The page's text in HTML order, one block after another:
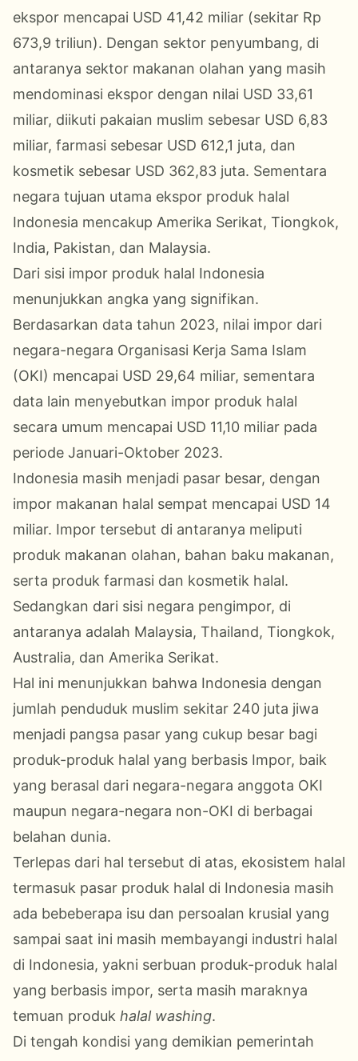
ekspor mencapai USD 41,42 miliar (sekitar Rp
673,9 triliun). Dengan sektor penyumbang, di
antaranya sektor makanan olahan yang masih
mendominasi ekspor dengan nilai USD 33,61
miliar, diikuti pakaian muslim sebesar USD 6,83
miliar, farmasi sebesar USD 612,1 juta, dan
kosmetik sebesar USD 362,83 juta. Sementara
negara tujuan utama ekspor produk halal
Indonesia mencakup Amerika Serikat, Tiongkok,
India, Pakistan, dan Malaysia.
Dari sisi impor produk halal Indonesia
menunjukkan angka yang signifikan.
Berdasarkan data tahun 2023, nilai impor dari
negara-negara Organisasi Kerja Sama Islam
(OKI) mencapai USD 29,64 miliar, sementara
data lain menyebutkan impor produk halal
secara umum mencapai USD 11,10 miliar pada
periode Januari-Oktober 2023.
Indonesia masih menjadi pasar besar, dengan
impor makanan halal sempat mencapai USD 14
miliar. Impor tersebut di antaranya meliputi
produk makanan olahan, bahan baku makanan,
serta produk farmasi dan kosmetik halal.
Sedangkan dari sisi negara pengimpor, di
antaranya adalah Malaysia, Thailand, Tiongkok,
Australia, dan Amerika Serikat.
Hal ini menunjukkan bahwa Indonesia dengan
jumlah penduduk muslim sekitar 240 juta jiwa
menjadi pangsa pasar yang cukup besar bagi
produk-produk halal yang berbasis Impor, baik
yang berasal dari negara-negara anggota OKI
maupun negara-negara non-OKI di berbagai
belahan dunia.
Terlepas dari hal tersebut di atas, ekosistem halal
termasuk pasar produk halal di Indonesia masih
ada bebeberapa isu dan persoalan krusial yang
sampai saat ini masih membayangi industri halal
di Indonesia, yakni serbuan produk-produk halal
yang berbasis impor, serta masih maraknya
temuan produk halal washing.
Di tengah kondisi yang demikian pemerintah